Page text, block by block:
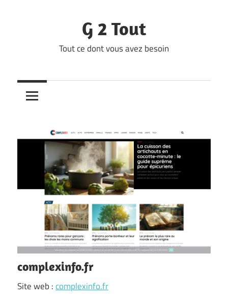
G 2 Tout
Tout ce dont vous avez besoin
complexinfo.fr
Site web :complexinfo.fr